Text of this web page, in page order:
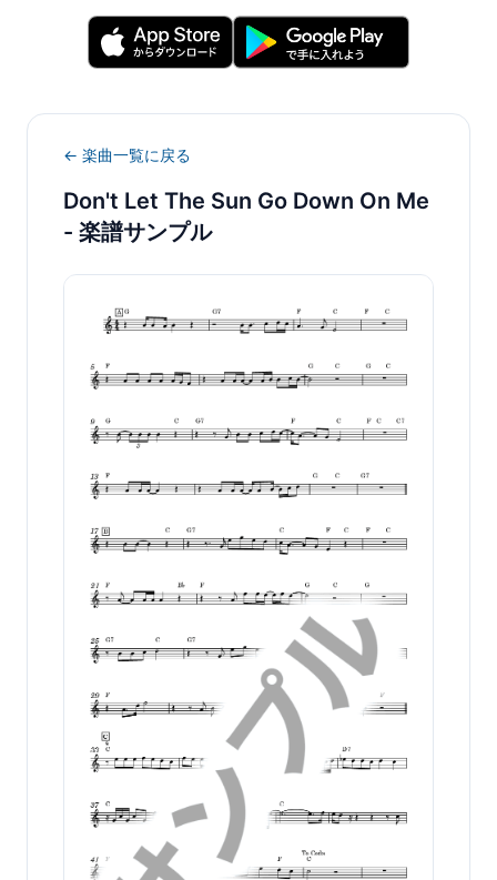
← 楽曲一覧に戻る
Don't Let The Sun Go Down On Me
- 楽譜サンプル